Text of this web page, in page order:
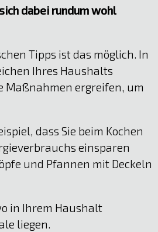
dabei rundum wohl
Tipps ist das möglich. In
Ihres Haushalts
Maßnahmen ergreifen, um
dass Sie beim Kochen
einsparen
und Pfannen mit Deckeln
in Ihrem Haushalt
liegen.